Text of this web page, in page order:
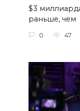
$3
раньше, чем
0 47